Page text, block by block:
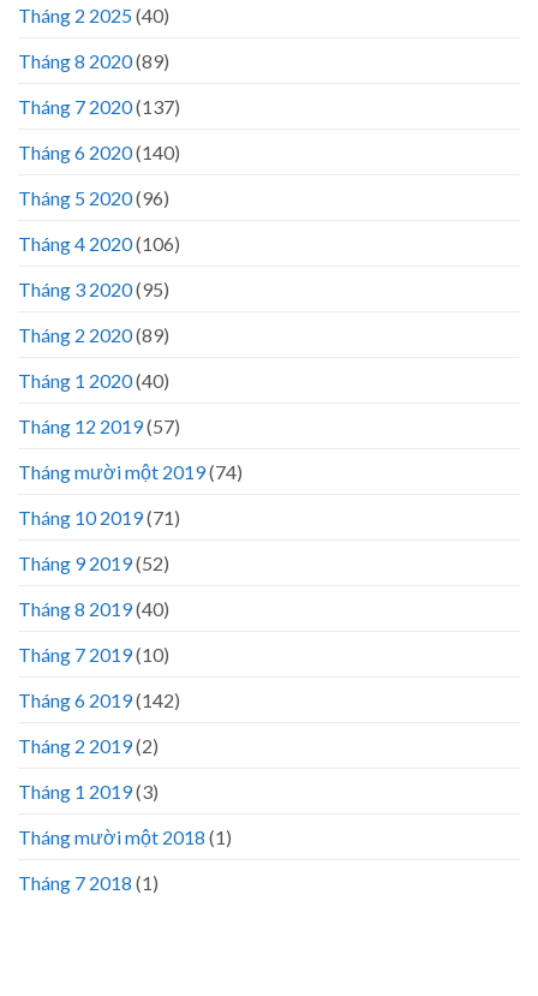
Tháng 2 2025(40)
Tháng 8 2020(89)
Tháng 7 2020(137)
Tháng 6 2020(140)
Tháng 5 2020(96)
Tháng 4 2020(106)
Tháng 3 2020(95)
Tháng 2 2020(89)
Tháng 1 2020(40)
Tháng 12 2019(57)
Tháng mười một 2019(74)
Tháng 10 2019(71)
Tháng 9 2019(52)
Tháng 8 2019(40)
Tháng 7 2019(10)
Tháng 6 2019(142)
Tháng 2 2019(2)
Tháng 1 2019(3)
Tháng mười một 2018 (1)
Tháng 7 2018 (1)